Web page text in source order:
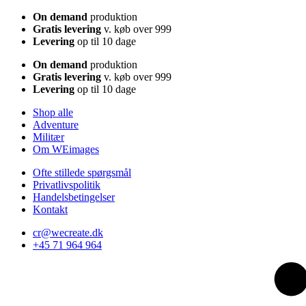
On demand produktion
Gratis levering v. køb over 999
Levering op til 10 dage
On demand produktion
Gratis levering v. køb over 999
Levering op til 10 dage
Shop alle
Adventure
Militær
Om WEimages
Ofte stillede spørgsmål
Privatlivspolitik
Handelsbetingelser
Kontakt
cr@wecreate.dk
+45 71 964 964